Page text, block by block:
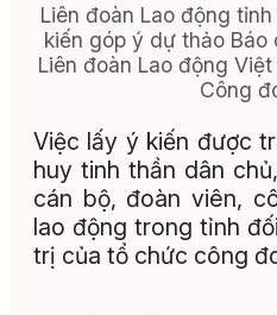
Liên đoàn Lao động
kiến góp ý dự thảo Báo
Liên đoàn Lao động
Công
Việc lấy ý kiến được
huy tinh thần dân
cán bộ, đoàn viên,
lao động trong tỉnh
trị của tổ chức công